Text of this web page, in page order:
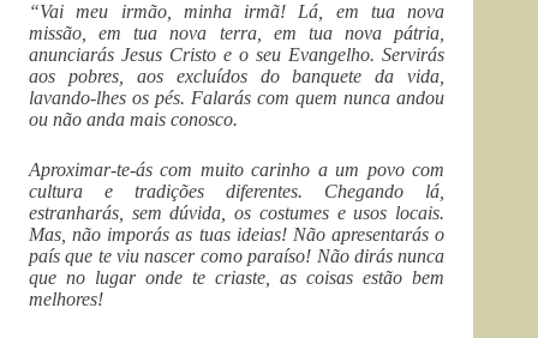
“Vai meu irmão, minha irmã! Lá, em tua nova
missão, em tua nova terra, em tua nova pátria,
anunciarás Jesus Cristo e o seu Evangelho. Servirás
aos pobres, aos excluídos do banquete da vida,
lavando-lhes os pés. Falarás com quem nunca andou
ou não anda mais conosco.
Aproximar-te-ás com muito carinho a um povo com
cultura e tradições diferentes. Chegando lá,
estranharás, sem dúvida, os costumes e usos locais.
Mas, não imporás as tuas ideias! Não apresentarás o
país que te viu nascer como paraíso! Não dirás nunca
que no lugar onde te criaste, as coisas estão bem
melhores!